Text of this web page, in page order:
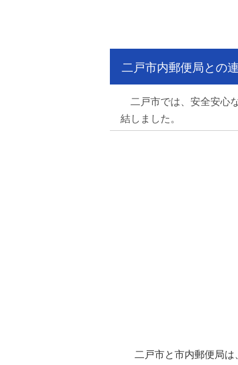
二戸市内郵便局との
二戸市では、安全安心
結しました。
二戸市と市内郵便局は